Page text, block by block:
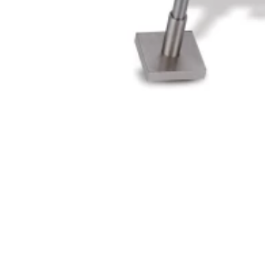
παραθύρου έως το ταβάνι, το
τοποθετηθεί στα 2/3 αυτής της